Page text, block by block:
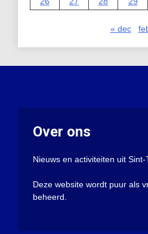
« dec
Over ons
Nieuws en activiteiten uit Sint-
Deze website wordt puur als
beheerd.